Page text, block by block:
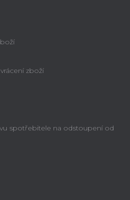
zboží
spotřebitele na odstoupení od